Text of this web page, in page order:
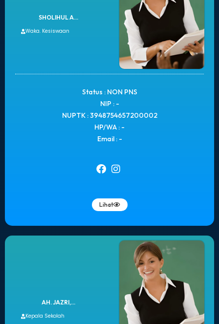
SHOLIHUL A...
Waka. Kesiswaan
Status : NON PNS
NIP : -
NUPTK : 3948754657200002
HP/WA : -
Email : -
Lihat
AH. JAZRI,...
Kepala Sekolah